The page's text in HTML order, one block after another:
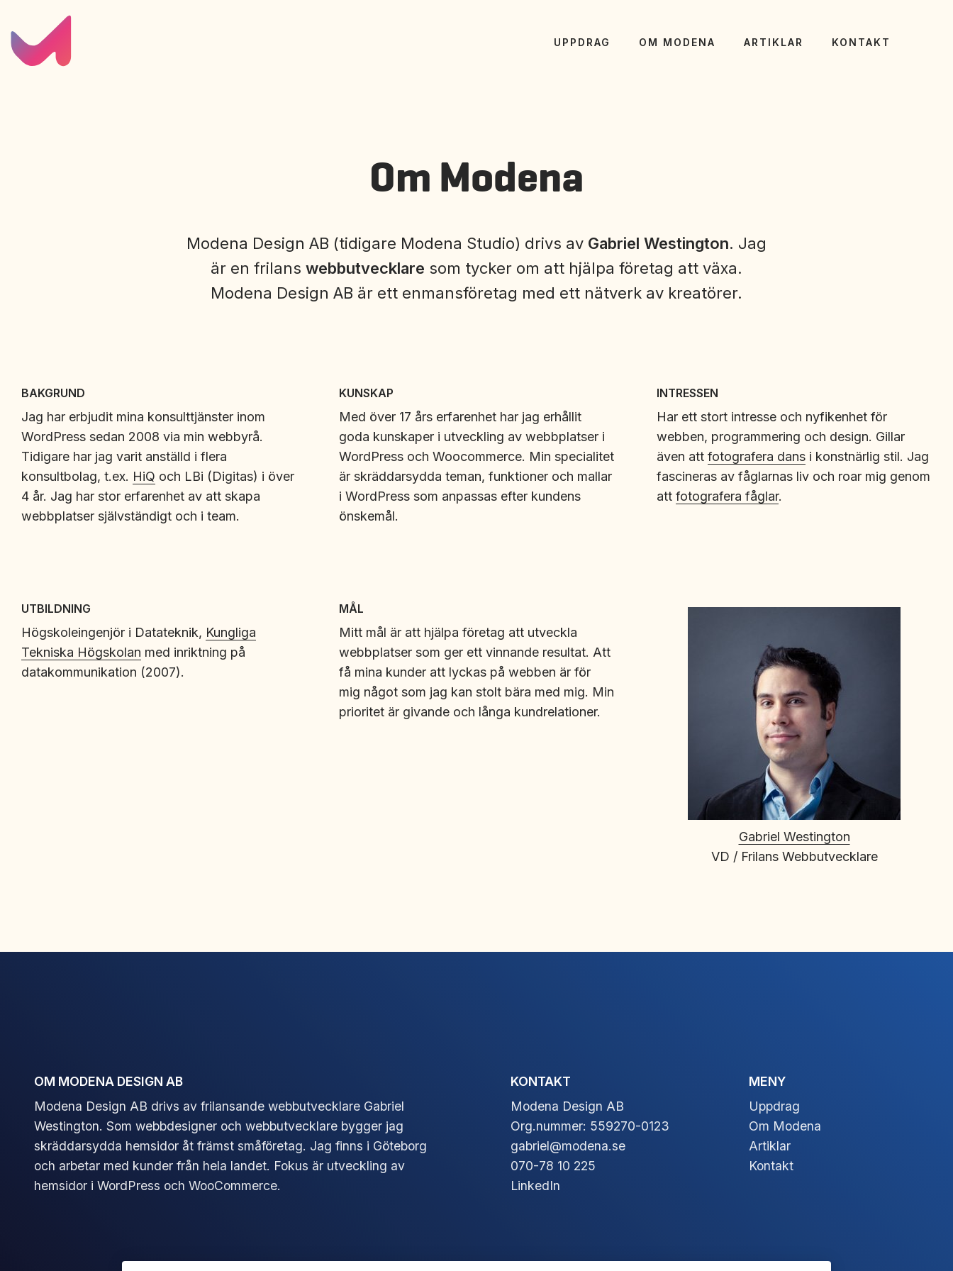
UPPDRAG OM MODENA ARTIKLAR KONTAKT
Om Modena
Modena Design AB (tidigare Modena Studio) drivs av Gabriel Westington. Jag
är en frilans webbutvecklare som tycker om att hjälpa företag att växa.
Modena Design AB är ett enmansföretag med ett nätverk av kreatörer.
BAKGRUND
Jag har erbjudit mina konsulttjänster inom
WordPress sedan 2008 via min webbyrå.
Tidigare har jag varit anställd i flera
konsultbolag, t.ex. HiQ och LBi (Digitas) i över
4 år. Jag har stor erfarenhet av att skapa
webbplatser självständigt och i team.
KUNSKAP
Med över 17 års erfarenhet har jag erhållit
goda kunskaper i utveckling av webbplatser i
WordPress och Woocommerce. Min specialitet
är skräddarsydda teman, funktioner och mallar
i WordPress som anpassas efter kundens
önskemål.
INTRESSEN
Har ett stort intresse och nyfikenhet för
webben, programmering och design. Gillar
även att fotografera dans i konstnärlig stil. Jag
fascineras av fåglarnas liv och roar mig genom
att fotografera fåglar.
UTBILDNING
Högskoleingenjör i Datateknik, Kungliga
Tekniska Högskolan med inriktning på
datakommunikation (2007).
MÅL
Mitt mål är att hjälpa företag att utveckla
webbplatser som ger ett vinnande resultat. Att
få mina kunder att lyckas på webben är för
mig något som jag kan stolt bära med mig. Min
prioritet är givande och långa kundrelationer.
Gabriel Westington
VD / Frilans Webbutvecklare
OM MODENA DESIGN AB
Modena Design AB drivs av frilansande webbutvecklare Gabriel
Westington. Som webbdesigner och webbutvecklare bygger jag
skräddarsydda hemsidor åt främst småföretag. Jag finns i Göteborg
och arbetar med kunder från hela landet. Fokus är utveckling av
hemsidor i WordPress och WooCommerce.
KONTAKT
Modena Design AB
Org.nummer: 559270-0123
gabriel@modena.se
070-78 10 225
LinkedIn
MENY
Uppdrag
Om Modena
Artiklar
Kontakt